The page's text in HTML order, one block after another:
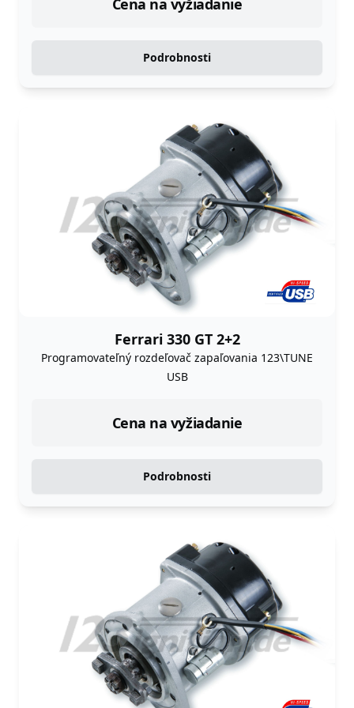
Podrobnosti
Ferrari 330 GT 2+2
Programovateľný rozdeľovač zapaľovania 123\TUNE
USB
Cena na vyžiadanie
Podrobnosti